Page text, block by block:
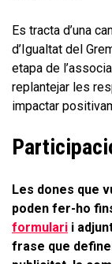
Es tracta d’una
d’Igualtat del
etapa de
replantejar les
impactar
Les dones que
poden fer-ho
formulari i
frase que